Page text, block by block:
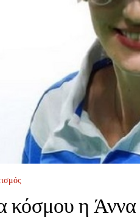
κόσμου η